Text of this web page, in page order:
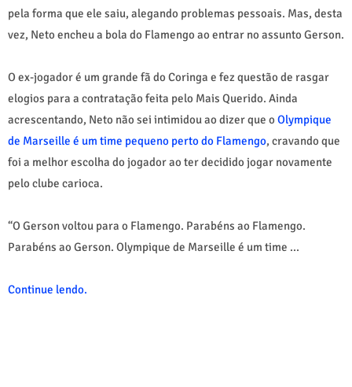
pela forma que ele saiu, alegando problemas pessoais. Mas, desta
vez, Neto encheu a bola do Flamengo ao entrar no assunto Gerson.
O ex-jogador é um grande fã do Coringa e fez questão de rasgar
elogios para a contratação feita pelo Mais Querido. Ainda
acrescentando, Neto não sei intimidou ao dizer que o Olympique
de Marseille é um time pequeno perto do Flamengo, cravando que
foi a melhor escolha do jogador ao ter decidido jogar novamente
pelo clube carioca.
“O Gerson voltou para o Flamengo. Parabéns ao Flamengo.
Parabéns ao Gerson. Olympique de Marseille é um time ...
Continue lendo.